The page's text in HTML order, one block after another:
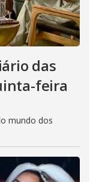
das
feira
mundo dos